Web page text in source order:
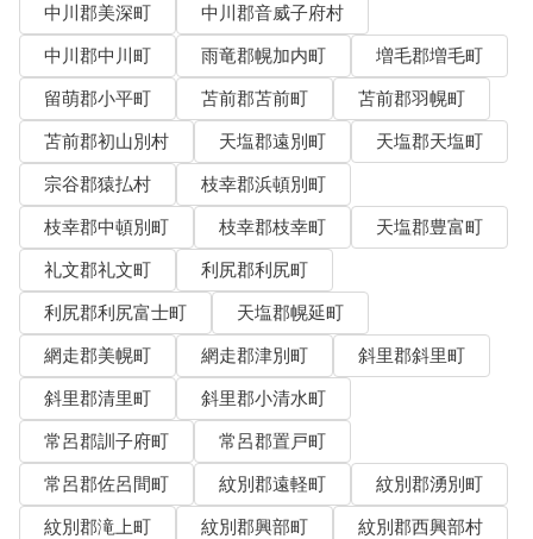
中川郡美深町
中川郡音威子府村
中川郡中川町
雨竜郡幌加内町
増毛郡増毛町
留萌郡小平町
苫前郡苫前町
苫前郡羽幌町
苫前郡初山別村
天塩郡遠別町
天塩郡天塩町
宗谷郡猿払村
枝幸郡浜頓別町
枝幸郡中頓別町
枝幸郡枝幸町
天塩郡豊富町
礼文郡礼文町
利尻郡利尻町
利尻郡利尻富士町
天塩郡幌延町
網走郡美幌町
網走郡津別町
斜里郡斜里町
斜里郡清里町
斜里郡小清水町
常呂郡訓子府町
常呂郡置戸町
常呂郡佐呂間町
紋別郡遠軽町
紋別郡湧別町
紋別郡滝上町
紋別郡興部町
紋別郡西興部村